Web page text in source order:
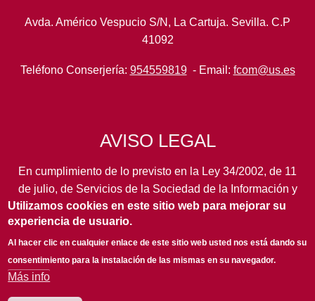
Avda. Américo Vespucio S/N, La Cartuja. Sevilla. C.P
41092
Teléfono Conserjería: 954559819- Email: fcom@us.es
AVISO LEGAL
En cumplimiento de lo previsto en la Ley 34/2002, de 11
de julio, de Servicios de la Sociedad de la Información y
de Comercio Electrónico, así como en otras normas de
legal aplicación, se pone en conocimiento de los
usuarios de este portal de laUniversidad de Sevillalos
siguientes datos de información general...leer más
Utilizamos cookies en este sitio web para mejorar su
experiencia de usuario.
Al hacer clic en cualquier enlace de este sitio web usted nos está dando su
consentimiento para la instalación de las mismas en su navegador.
Más info